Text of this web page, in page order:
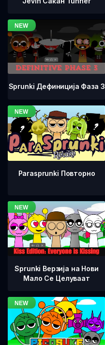
Sprunki Дефиниција Фаза 3
Parasprunki Повторно
Sprunki Верзија на Нови
Мало Се Целуваат